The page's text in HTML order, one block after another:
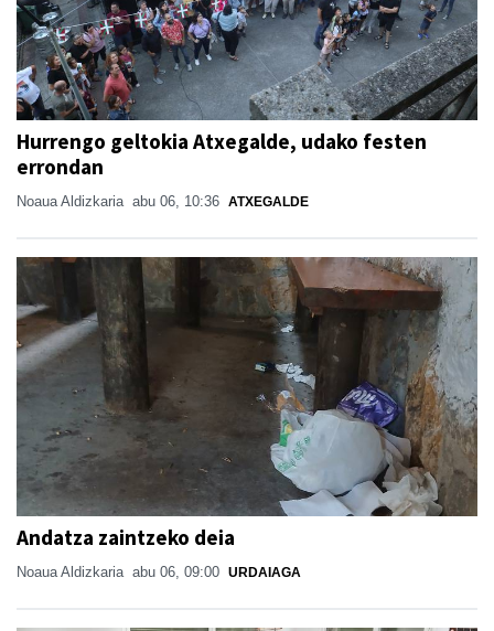
Hurrengo geltokia Atxegalde, udako festen
errondan
Noaua Aldizkaria abu 06, 10:36 ATXEGALDE
Andatza zaintzeko deia
Noaua Aldizkaria abu 06, 09:00 URDAIAGA